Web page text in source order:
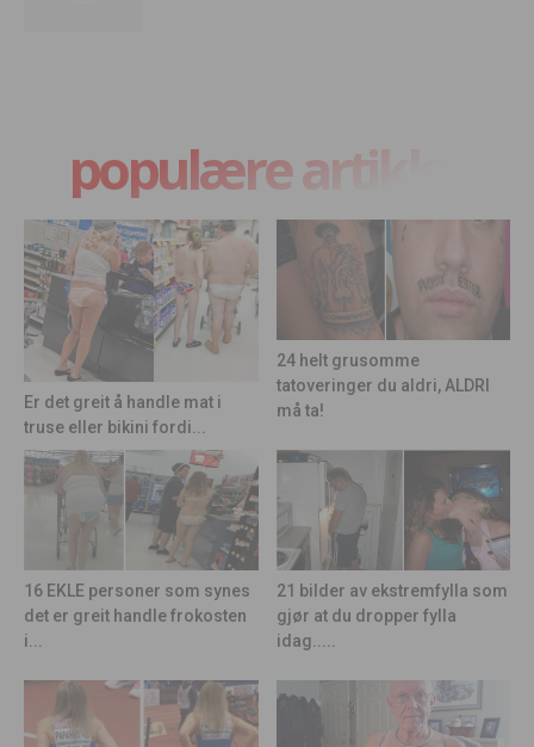
populære artikler
Er det greit å handle mat i
truse eller bikini fordi...
24 helt grusomme
tatoveringer du aldri, ALDRI
må ta!
16 EKLE personer som synes
det er greit handle frokosten
i...
21 bilder av ekstremfylla som
gjør at du dropper fylla
idag.....